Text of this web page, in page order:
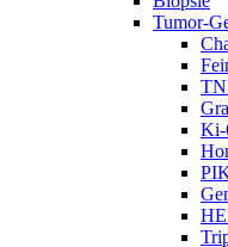
Tumor-
Ki-